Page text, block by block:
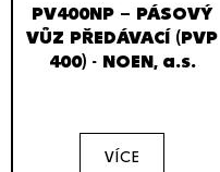
PV400NP – PÁSOVÝ
VŮZ PŘEDÁVACÍ (PVP
400) - NOEN, a.s.
VÍCE